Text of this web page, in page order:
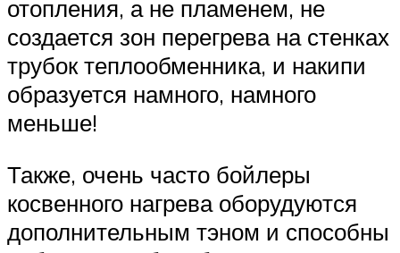
отопления, а не пламенем, не
создается зон перегрева на стенках
трубок теплообменника, и накипи
образуется намного, намного
меньше!
Также, очень часто бойлеры
косвенного нагрева оборудуются
дополнительным тэном и способны